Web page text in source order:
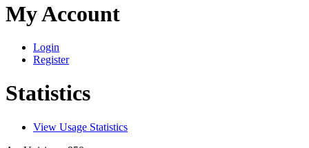
My Account
Login
Register
Statistics
View Usage Statistics